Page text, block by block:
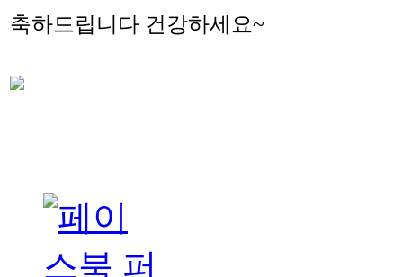
축하드립니다 건강하세요~